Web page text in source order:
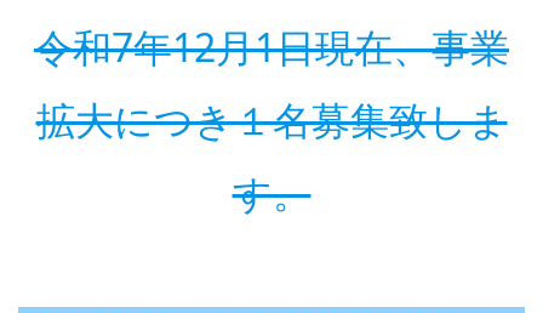
令和7年12月1日現在、事業
拡大につき１名募集致しま
す。